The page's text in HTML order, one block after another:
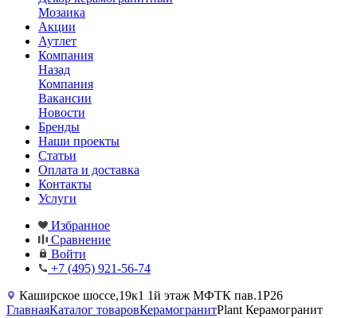
Мозаика
Акции
Аутлет
Компания
Назад
Компания
Вакансии
Новости
Бренды
Наши проекты
Статьи
Оплата и доставка
Контакты
Услуги
Избранное
Сравнение
Войти
+7 (495) 921-56-74
Каширское шоссе,19к1 1й этаж МФТК пав.1Р26
ГлавнаяКаталог товаровКерамогранитPlant Керамогранит